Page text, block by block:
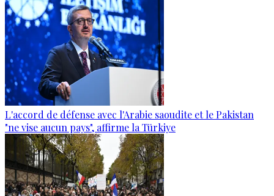
L'accord de défense avec l'Arabie saoudite et le Pakistan
"ne vise aucun pays", affirme la Türkiye